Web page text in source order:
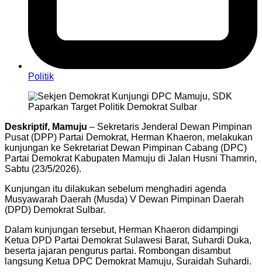
Politik
Deskriptif, Mamuju – Sekretaris Jenderal Dewan Pimpinan
Pusat (DPP) Partai Demokrat, Herman Khaeron, melakukan
kunjungan ke Sekretariat Dewan Pimpinan Cabang (DPC)
Partai Demokrat Kabupaten Mamuju di Jalan Husni Thamrin,
Sabtu (23/5/2026).
Kunjungan itu dilakukan sebelum menghadiri agenda
Musyawarah Daerah (Musda) V Dewan Pimpinan Daerah
(DPD) Demokrat Sulbar.
Dalam kunjungan tersebut, Herman Khaeron didampingi
Ketua DPD Partai Demokrat Sulawesi Barat, Suhardi Duka,
beserta jajaran pengurus partai. Rombongan disambut
langsung Ketua DPC Demokrat Mamuju, Suraidah Suhardi.